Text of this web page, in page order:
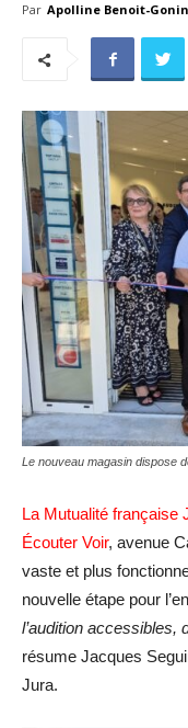
Par Apolline Benoit-Gonin
Le nouveau magasin dispose
La Mutualité française
Écouter Voir, avenue
vaste et plus
nouvelle étape pour
l’audition accessibles,
résume Jacques
Jura.